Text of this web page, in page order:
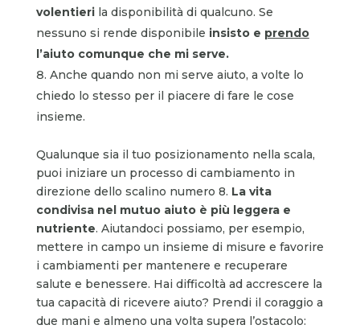
volentieri la disponibilità di qualcuno. Se
nessuno si rende disponibile insisto e prendo
l’aiuto comunque che mi serve.
Anche quando non mi serve aiuto, a volte lo
chiedo lo stesso per il piacere di fare le cose
insieme.
Qualunque sia il tuo posizionamento nella scala,
puoi iniziare un processo di cambiamento in
direzione dello scalino numero 8. La vita
condivisa nel mutuo aiuto è più leggera e
nutriente. Aiutandoci possiamo, per esempio,
mettere in campo un insieme di misure e favorire
i cambiamenti per mantenere e recuperare
salute e benessere. Hai difficoltà ad accrescere la
tua capacità di ricevere aiuto? Prendi il coraggio a
due mani e almeno una volta supera l’ostacolo: